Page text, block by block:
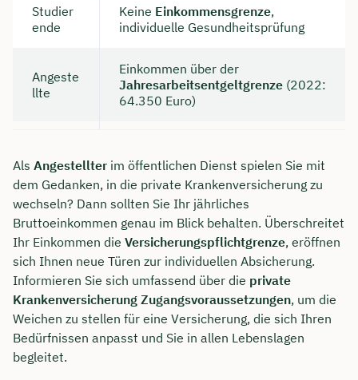
Studier
ende
Keine Einkommensgrenze,
individuelle Gesundheitsprüfung
Angeste
llte
Einkommen über der
Jahresarbeitsentgeltgrenze (2022:
64.350 Euro)
Als Angestellter im öffentlichen Dienst spielen Sie mit
dem Gedanken, in die private Krankenversicherung zu
wechseln? Dann sollten Sie Ihr jährliches
Bruttoeinkommen genau im Blick behalten. Überschreitet
Ihr Einkommen die Versicherungspflichtgrenze, eröffnen
sich Ihnen neue Türen zur individuellen Absicherung.
Informieren Sie sich umfassend über die private
Krankenversicherung Zugangsvoraussetzungen, um die
Weichen zu stellen für eine Versicherung, die sich Ihren
Bedürfnissen anpasst und Sie in allen Lebenslagen
begleitet.